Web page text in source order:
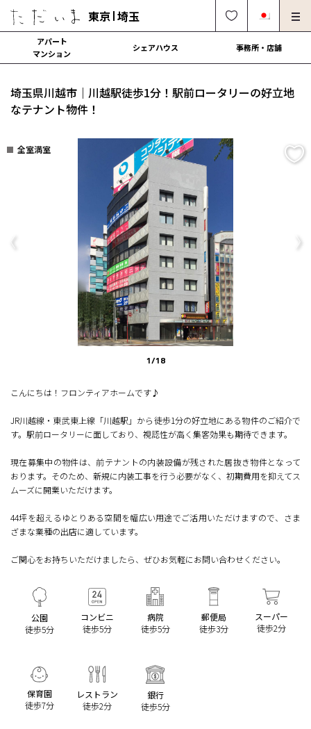
東京 埼玉
0120-249-900
オーナー様向け・管理募集
法人社宅でのご利用
解約・修理・各種依頼
契約の流れ
運営会社
アパート
マンション
シェアハウス 事務所・店舗
埼玉県川越市｜川越駅徒歩1分！駅前ロータリーの好立地
なテナント物件！
全室満室
1/18
こんにちは！フロンティアホームです♪
JR川越線・東武東上線「川越駅」から徒歩1分の好立地にある物件のご紹介で
す。駅前ロータリーに面しており、視認性が高く集客効果も期待できます。
現在募集中の物件は、前テナントの内装設備が残された居抜き物件となって
おります。そのため、新規に内装工事を行う必要がなく、初期費用を抑えてス
ムーズに開業いただけます。
44坪を超えるゆとりある空間を幅広い用途でご活用いただけますので、さま
ざまな業種の出店に適しています。
ご関心をお持ちいただけましたら、ぜひお気軽にお問い合わせください。
公園
徒歩5分
コンビニ
徒歩5分
病院
徒歩5分
郵便局
徒歩3分
スーパー
徒歩2分
保育園
徒歩7分
レストラン
徒歩2分
銀行
徒歩5分